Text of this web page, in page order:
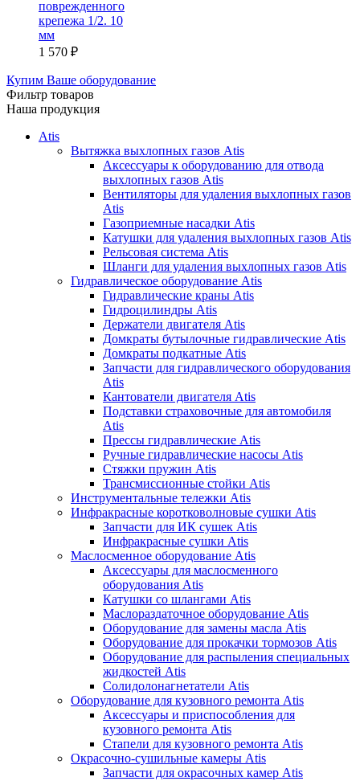
поврежденного
крепежа 1/2. 10
мм
1 570 ₽
Купим Ваше оборудование
Фильтр товаров
Наша продукция
Atis
Вытяжка выхлопных газов Atis
Аксессуары к оборудованию для отвода
выхлопных газов Atis
Вентиляторы для удаления выхлопных газов
Atis
Газоприемные насадки Atis
Катушки для удаления выхлопных газов Atis
Рельсовая система Atis
Шланги для удаления выхлопных газов Atis
Гидравлическое оборудование Atis
Гидравлические краны Atis
Гидроцилиндры Atis
Держатели двигателя Atis
Домкраты бутылочные гидравлические Atis
Домкраты подкатные Atis
Запчасти для гидравлического оборудования
Atis
Кантователи двигателя Atis
Подставки страховочные для автомобиля
Atis
Прессы гидравлические Atis
Ручные гидравлические насосы Atis
Стяжки пружин Atis
Трансмиссионные стойки Atis
Инструментальные тележки Atis
Инфракрасные коротковолновые сушки Atis
Запчасти для ИК сушек Atis
Инфракрасные сушки Atis
Маслосменное оборудование Atis
Аксессуары для маслосменного
оборудования Atis
Катушки со шлангами Atis
Маслораздаточное оборудование Atis
Оборудование для замены масла Atis
Оборудование для прокачки тормозов Atis
Оборудование для распыления специальных
жидкостей Atis
Солидолонагнетатели Atis
Оборудование для кузовного ремонта Atis
Аксессуары и приспособления для
кузовного ремонта Atis
Стапели для кузовного ремонта Atis
Окрасочно-сушильные камеры Atis
Запчасти для окрасочных камер Atis